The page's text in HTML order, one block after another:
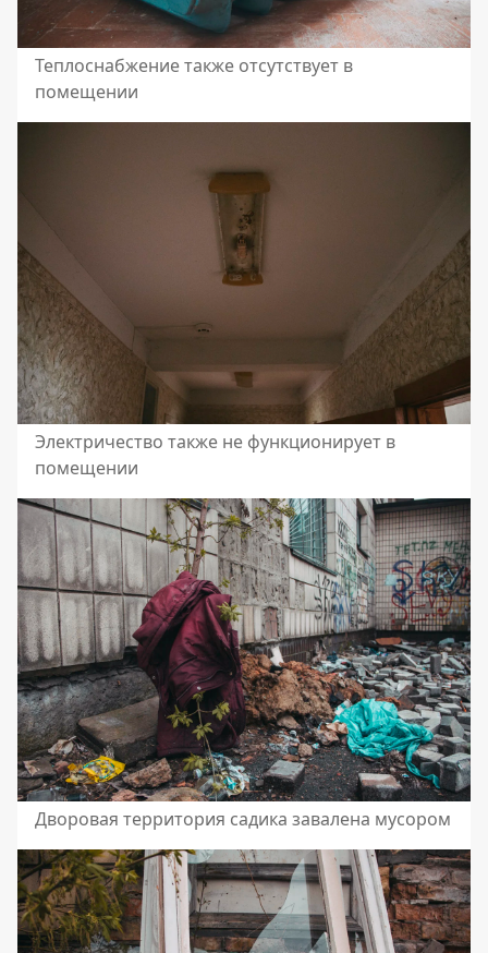
Теплоснабжение также отсутствует в
помещении
Электричество также не функционирует в
помещении
Дворовая территория садика завалена мусором